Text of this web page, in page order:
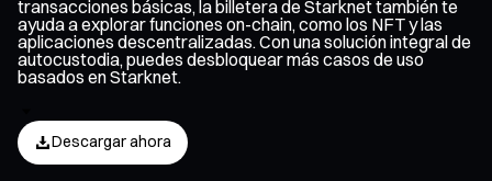
transacciones básicas, la billetera de Starknet también te
ayuda a explorar funciones on-chain, como los NFT y las
aplicaciones descentralizadas. Con una solución integral de
autocustodia, puedes desbloquear más casos de uso
basados en Starknet.
Descargar ahora